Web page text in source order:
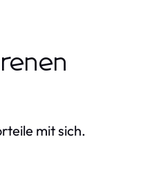
mit sich.